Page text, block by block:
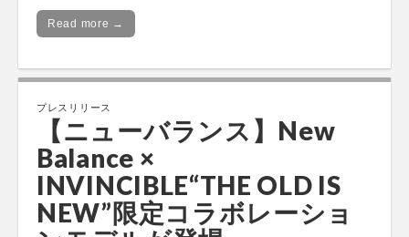
Read more →
プレスリリース
【ニューバランス】New
Balance ×
INVINCIBLE“THE OLD IS
NEW”限定コラボレーショ